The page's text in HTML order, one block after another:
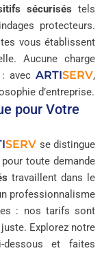
sécurisés tels
protecteurs.
vous établissent
Aucune charge
avec ARTISERV,
d’entreprise.
pour Votre
SERV se distingue
toute demande
travaillent dans le
professionnalisme
: nos tarifs sont
Explorez notre
dessous et faites